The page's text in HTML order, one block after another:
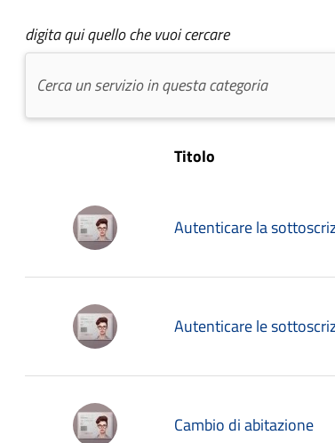
digita qui quello che vuoi cercare
Titolo
Autenticare la
Autenticare le
Cambio di abitazione